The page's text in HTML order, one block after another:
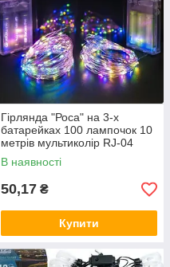
Гірлянда "Роса" на 3-х
батарейках 100 лампочок 10
метрів мультиколір RJ-04
MZOPT
В наявності
50,17 ₴
Купити